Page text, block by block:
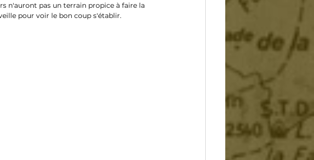
n'auront pas un terrain propice à faire la
pour voir le bon coup s'établir.